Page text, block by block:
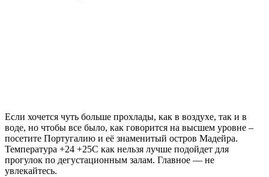
Если хочется чуть больше прохлады, как в воздухе, так и в
воде, но чтобы все было, как говорится на высшем уровне –
посетите Португалию и её знаменитый остров Мадейра.
Температура +24 +25С как нельзя лучше подойдет для
прогулок по дегустационным залам. Главное — не
увлекайтесь.